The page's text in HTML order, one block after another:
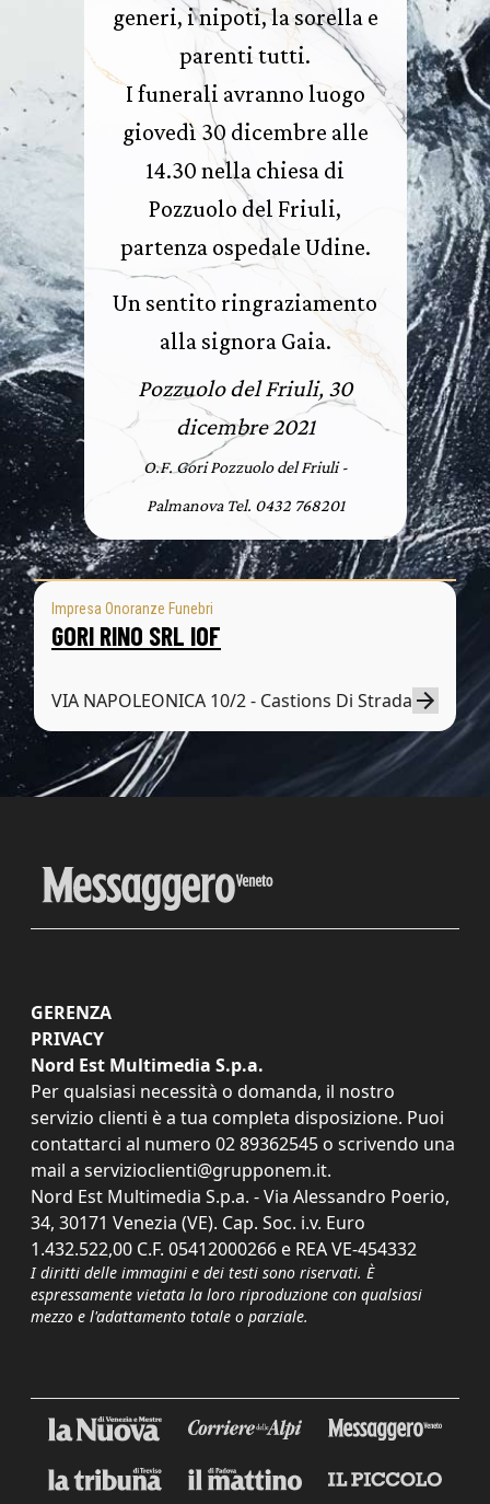
generi, i nipoti, la sorella e
parenti tutti.
I funerali avranno luogo
giovedì 30 dicembre alle
14.30 nella chiesa di
Pozzuolo del Friuli,
partenza ospedale Udine.
Un sentito ringraziamento
alla signora Gaia.
Pozzuolo del Friuli, 30
dicembre 2021
O.F. Gori Pozzuolo del Friuli -
Palmanova Tel. 0432 768201
Impresa Onoranze Funebri
GORI RINO SRL IOF
VIA NAPOLEONICA 10/2 - Castions Di Strada
GERENZA
PRIVACY
Nord Est Multimedia S.p.a.
Per qualsiasi necessità o domanda, il nostro
servizio clienti è a tua completa disposizione. Puoi
contattarci al numero 02 89362545 o scrivendo una
mail a servizioclienti@grupponem.it.
Nord Est Multimedia S.p.a. - Via Alessandro Poerio,
34, 30171 Venezia (VE). Cap. Soc. i.v. Euro
1.432.522,00 C.F. 05412000266 e REA VE-454332
I diritti delle immagini e dei testi sono riservati. È
espressamente vietata la loro riproduzione con qualsiasi
mezzo e l'adattamento totale o parziale.